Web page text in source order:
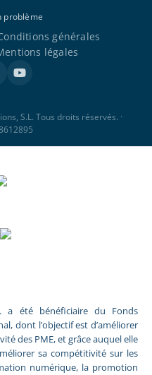
problème
générales
légales
S.L. Tous droits réservés. ·
a été bénéficiaire du Fonds
dont l’objectif est d’améliorer
des PME, et grâce auquel elle
sa compétitivité sur les
numérique, la promotion